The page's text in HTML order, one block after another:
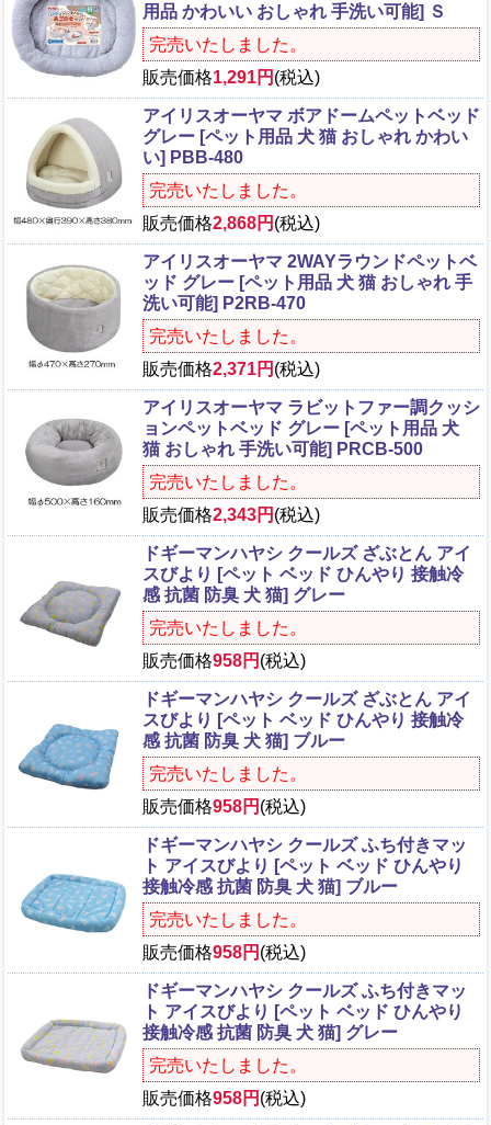
用品 かわいい おしゃれ 手洗い可能] Ｓ
完売いたしました。
販売価格1,291円 (税込)
アイリスオーヤマ ボアドームペットベッド
グレー [ペット用品 犬 猫 おしゃれ かわい
い] PBB-480
完売いたしました。
販売価格2,868円 (税込)
アイリスオーヤマ 2WAYラウンドペットベ
ッド グレー [ペット用品 犬 猫 おしゃれ 手
洗い可能] P2RB-470
完売いたしました。
販売価格2,371円 (税込)
アイリスオーヤマ ラビットファー調クッシ
ョンペットベッド グレー [ペット用品 犬
猫 おしゃれ 手洗い可能] PRCB-500
完売いたしました。
販売価格2,343円 (税込)
ドギーマンハヤシ クールズ ざぶとん アイ
スびより [ペット ベッド ひんやり 接触冷
感 抗菌 防臭 犬 猫] グレー
完売いたしました。
販売価格958円 (税込)
ドギーマンハヤシ クールズ ざぶとん アイ
スびより [ペット ベッド ひんやり 接触冷
感 抗菌 防臭 犬 猫] ブルー
完売いたしました。
販売価格958円 (税込)
ドギーマンハヤシ クールズ ふち付きマッ
ト アイスびより [ペット ベッド ひんやり
接触冷感 抗菌 防臭 犬 猫] ブルー
完売いたしました。
販売価格958円 (税込)
ドギーマンハヤシ クールズ ふち付きマッ
ト アイスびより [ペット ベッド ひんやり
接触冷感 抗菌 防臭 犬 猫] グレー
完売いたしました。
販売価格958円 (税込)